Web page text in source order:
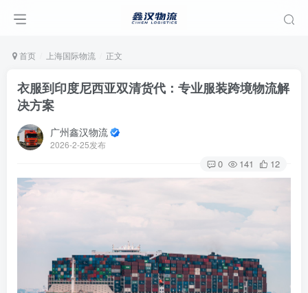
首页 上海国际物流 正文
衣服到印度尼西亚双清货代：专业服装跨境物流解
决方案
广州鑫汉物流
2026-2-25发布
0 141 12